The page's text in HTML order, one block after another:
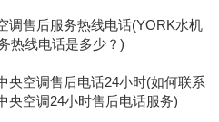
调售后服务热线电话(YORK水机
热线电话是多少？)
央空调售后电话24小时(如何联系
央空调24小时售后电话服务)